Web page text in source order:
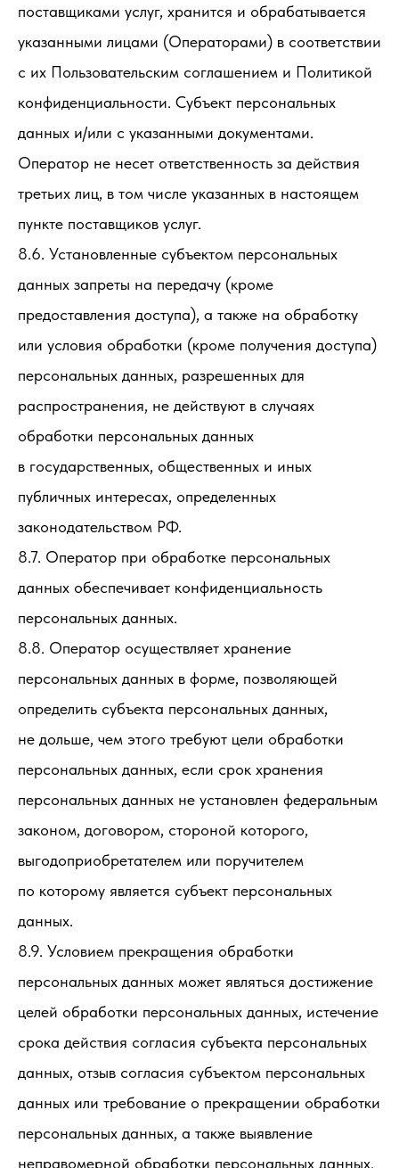
поставщиками услуг, хранится и обрабатывается
указанными лицами (Операторами) в соответствии
с их Пользовательским соглашением и Политикой
конфиденциальности. Субъект персональных
данных и/или с указанными документами.
Оператор не несет ответственность за действия
третьих лиц, в том числе указанных в настоящем
пункте поставщиков услуг.
8.6. Установленные субъектом персональных
данных запреты на передачу (кроме
предоставления доступа), а также на обработку
или условия обработки (кроме получения доступа)
персональных данных, разрешенных для
распространения, не действуют в случаях
обработки персональных данных
в государственных, общественных и иных
публичных интересах, определенных
законодательством РФ.
8.7. Оператор при обработке персональных
данных обеспечивает конфиденциальность
персональных данных.
8.8. Оператор осуществляет хранение
персональных данных в форме, позволяющей
определить субъекта персональных данных,
не дольше, чем этого требуют цели обработки
персональных данных, если срок хранения
персональных данных не установлен федеральным
законом, договором, стороной которого,
выгодоприобретателем или поручителем
по которому является субъект персональных
данных.
8.9. Условием прекращения обработки
персональных данных может являться достижение
целей обработки персональных данных, истечение
срока действия согласия субъекта персональных
данных, отзыв согласия субъектом персональных
данных или требование о прекращении обработки
персональных данных, а также выявление
неправомерной обработки персональных данных.